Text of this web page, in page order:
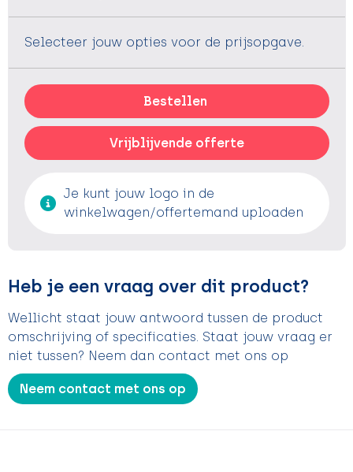
Selecteer jouw opties voor de prijsopgave.
Bestellen
Vrijblijvende offerte
Je kunt jouw logo in de
winkelwagen/offertemand uploaden
Heb je een vraag over dit product?
Wellicht staat jouw antwoord tussen de product
omschrijving of specificaties. Staat jouw vraag er
niet tussen? Neem dan contact met ons op
Neem contact met ons op